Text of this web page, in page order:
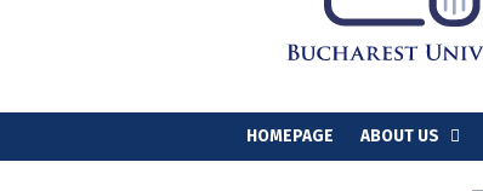
HOMEPAGE ABOUT US